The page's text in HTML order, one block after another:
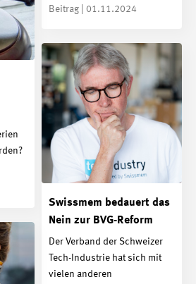
Beitrag | 01.11.2024
Swissmem bedauert das
Nein zur BVG-Reform
Der Verband der Schweizer
Tech-Industrie hat sich mit
vielen anderen